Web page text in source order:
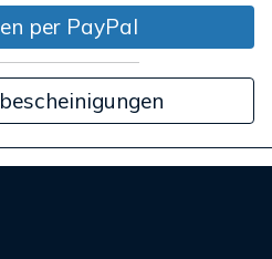
per PayPal